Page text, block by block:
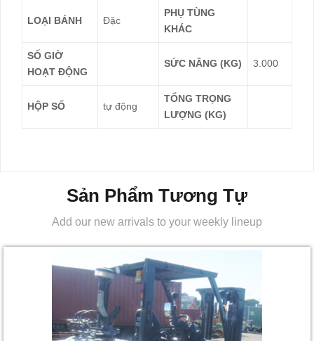
LOẠI BÁNH Đặc
PHỤ TÙNG
KHÁC
SỐ GIỜ
HOẠT ĐỘNG
SỨC NÂNG (KG) 3.000
HỘP SỐ tự động
TỔNG TRỌNG
LƯỢNG (KG)
Sản Phẩm Tương Tự
Add our new arrivals to your weekly lineup